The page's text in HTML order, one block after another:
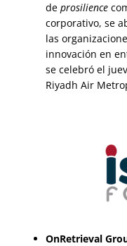
de prosilience
corporativo, se
las
innovación en
se celebró el
Riyadh Air
OnRetrieval